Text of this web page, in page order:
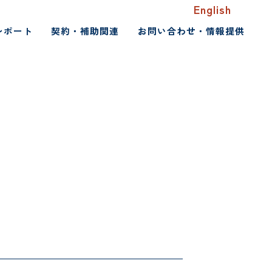
English
ート 契約・補助関連 お問い合わせ・情報提供